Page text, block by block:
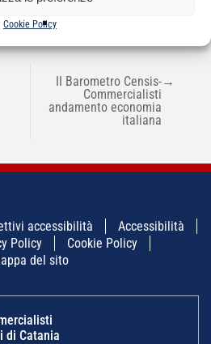
Cookie Policy
II Barometro Censis-
Commercialisti
andamento economia
italiana
→
accessibilità
Accessibilità
Policy
Cookie Policy
del sito
di Catania